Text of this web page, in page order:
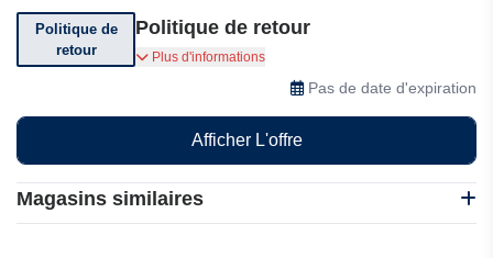
Magasins similaires
Politique de
retour
Politique de retour
Amo Fashion vous offre une politique de retour
de 7 jours. Achetez maintenant en toute sécurité
Plus d'informations
Pas de date d'expiration
Afficher L'offre